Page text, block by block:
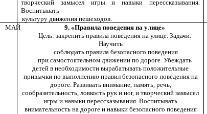
творческий замысел игры и навыки перессказывания.
Воспитывать
культуру движения пешеходов.
МАЙ
9. «Правила поведения на улице»
Цель: закрепить правила поведения на улице. Задачи:
Научить
соблюдать правила безопасного поведения
при самостоятельном движении по дороге. Убеждать
детей в необходимости вырабатывать положительные
привычки по выполнению правил безопасного поведения на
дороге. Развивать внимание, память, речь,
сообразительность, ловкость рук и ног, и творческий замысел
игры и навыки перессказывания. Воспитывать
внимательность на дороге и навыки безопасного поведения